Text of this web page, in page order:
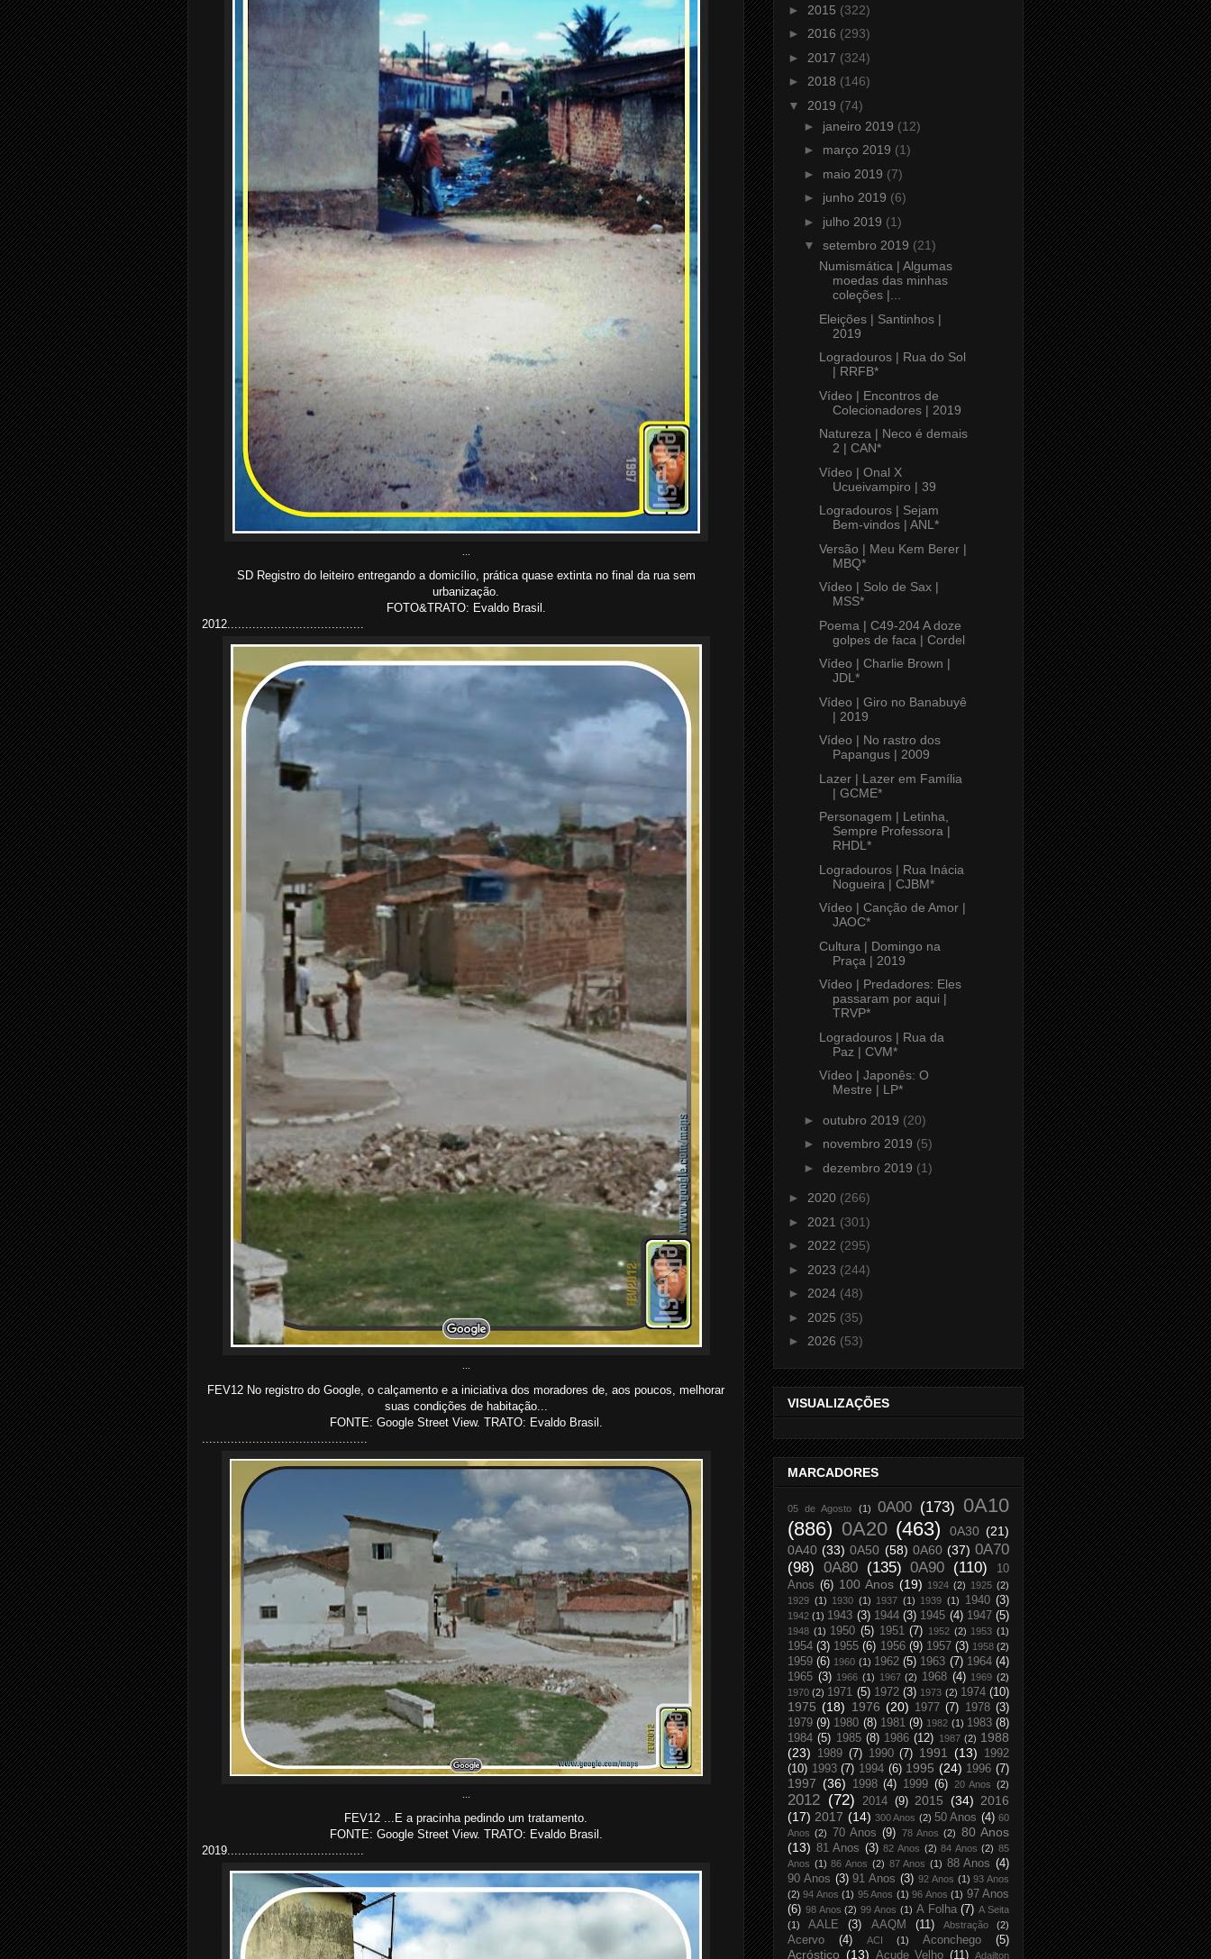
SD Registro do leiteiro entregando a domicílio, prática quase extinta no final da rua sem
urbanização.
FOTO&TRATO: Evaldo Brasil.
2012......................................
FEV12 No registro do Google, o calçamento e a iniciativa dos moradores de, aos poucos, melhorar
suas condições de habitação...
FONTE: Google Street View. TRATO: Evaldo Brasil.
FEV12 ...E a pracinha pedindo um tratamento.
FONTE: Google Street View. TRATO: Evaldo Brasil.
2019......................................
► 2015 (322)
► 2016 (293)
► 2017 (324)
► 2018 (146)
▼ 2019 (74)
► janeiro 2019 (12)
► março 2019 (1)
► maio 2019 (7)
► junho 2019 (6)
► julho 2019 (1)
▼ setembro 2019 (21)
Numismática | Algumas
moedas das minhas
coleções |...
Eleições | Santinhos |
2019
Logradouros | Rua do Sol
| RRFB*
Vídeo | Encontros de
Colecionadores | 2019
Natureza | Neco é demais
2 | CAN*
Vídeo | Onal X
Ucueivampiro | 39
Logradouros | Sejam
Bem-vindos | ANL*
Versão | Meu Kem Berer |
MBQ*
Vídeo | Solo de Sax |
MSS*
Poema | C49-204 A doze
golpes de faca | Cordel
Vídeo | Charlie Brown |
JDL*
Vídeo | Giro no Banabuyê
| 2019
Vídeo | No rastro dos
Papangus | 2009
Lazer | Lazer em Família
| GCME*
Personagem | Letinha,
Sempre Professora |
RHDL*
Logradouros | Rua Inácia
Nogueira | CJBM*
Vídeo | Canção de Amor |
JAOC*
Cultura | Domingo na
Praça | 2019
Vídeo | Predadores: Eles
passaram por aqui |
TRVP*
Logradouros | Rua da
Paz | CVM*
Vídeo | Japonês: O
Mestre | LP*
► outubro 2019 (20)
► novembro 2019 (5)
► dezembro 2019 (1)
► 2020 (266)
► 2021 (301)
► 2022 (295)
► 2023 (244)
► 2024 (48)
► 2025 (35)
► 2026 (53)
VISUALIZAÇÕES
MARCADORES
05 de Agosto (1) 0A00 (173) 0A10
(886) 0A20 (463) 0A30 (21)
0A40 (33) 0A50 (58) 0A60 (37) 0A70
(98) 0A80 (135) 0A90 (110)
10
Anos (6) 100 Anos (19) 1924 (2) 1925 (2)
1929 (1) 1930 (1) 1937 (1) 1939 (1) 1940 (3)
1942 (1) 1943 (3) 1944 (3) 1945 (4) 1947 (5)
1948 (1) 1950 (5) 1951 (7) 1952 (2) 1953 (1)
1954 (3) 1955 (6) 1956 (9) 1957 (3) 1958 (2)
1959 (6) 1960 (1) 1962 (5) 1963 (7) 1964 (4)
1965 (3) 1966 (1) 1967 (2) 1968 (4) 1969 (2)
1970 (2) 1971 (5) 1972 (3) 1973 (2) 1974 (10)
1975 (18) 1976 (20) 1977 (7) 1978 (3)
1979 (9) 1980 (8) 1981 (9) 1982 (1) 1983 (8)
1984 (5) 1985 (8) 1986 (12) 1987 (2) 1988
(23)
1989 (7) 1990 (7) 1991 (13)
1992
(10) 1993 (7) 1994 (6) 1995 (24) 1996 (7)
1997 (36) 1998 (4) 1999 (6) 20 Anos (2)
2012 (72) 2014 (9) 2015 (34) 2016
(17) 2017 (14) 300 Anos (2) 50 Anos (4) 60
Anos (2) 70 Anos (9) 78 Anos (2) 80 Anos
(13) 81 Anos (3) 82 Anos (2) 84 Anos (2) 85
Anos (1) 86 Anos (2) 87 Anos (1) 88 Anos (4)
90 Anos (3) 91 Anos (3) 92 Anos (1) 93 Anos
(2) 94 Anos (1) 95 Anos (1) 96 Anos (1) 97 Anos
(6) 98 Anos (2) 99 Anos (1) A Folha (7) A Seita
(1)
AALE (3) AAQM (11) Abstração (2)
Acervo (4) ACI (1) Aconchego (5)
Acróstico (13) Açude Velho (11) Adailton